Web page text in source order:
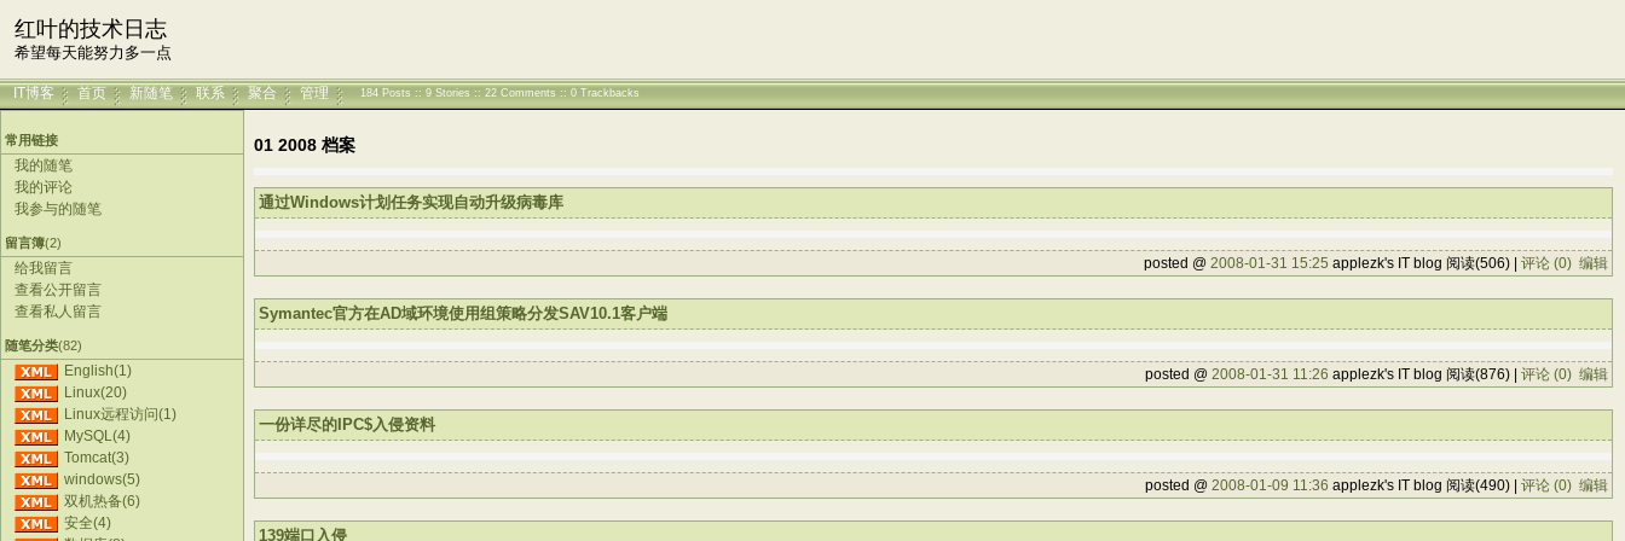
红叶的技术日志
希望每天能努力多一点
IT博客 首页 新随笔 联系 聚合 管理 184 Posts :: 9 Stories :: 22 Comments :: 0 Trackbacks
常用链接
我的随笔
我的评论
我参与的随笔
留言簿(2)
给我留言
查看公开留言
查看私人留言
随笔分类(82)
English(1)
Linux(20)
Linux远程访问(1)
MySQL(4)
Tomcat(3)
windows(5)
双机热备(6)
安全(4)
01 2008 档案
通过Windows计划任务实现自动升级病毒库
posted @ 2008-01-31 15:25 applezk's IT blog 阅读(506) | 评论 (0) 编辑
Symantec官方在AD域环境使用组策略分发SAV10.1客户端
posted @ 2008-01-31 11:26 applezk's IT blog 阅读(876) | 评论 (0) 编辑
一份详尽的IPC$入侵资料
posted @ 2008-01-09 11:36 applezk's IT blog 阅读(490) | 评论 (0) 编辑
139端口入侵